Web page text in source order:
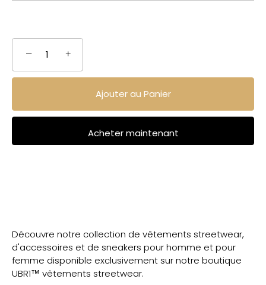
− +
Ajouter au Panier
Acheter maintenant
Découvre notre collection de vêtements streetwear,
d'accessoires et de sneakers pour homme et pour
femme disponible exclusivement sur notre boutique
UBR1™ vêtements streetwear.